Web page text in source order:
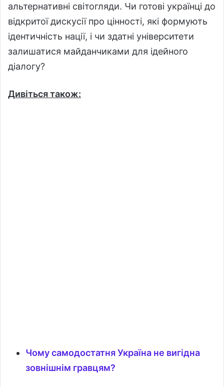
альтернативні світогляди. Чи готові українці до
відкритої дискусії про цінності, які формують
ідентичність нації, і чи здатні університети
залишатися майданчиками для ідейного
діалогу?
Дивіться також:
Чому самодостатня Україна не вигідна
зовнішнім гравцям?